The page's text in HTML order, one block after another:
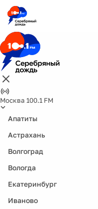
Москва 100.1 FM
Апатиты
Астрахань
Волгоград
Вологда
Екатеринбург
Иваново